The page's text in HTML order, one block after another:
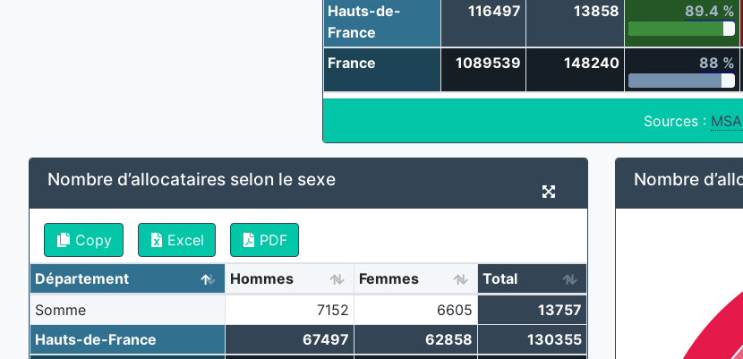
Hauts-de-
France
116497 13858 89.4 %
France 1089539 148240 88 %
Sources : MSA
Nombre d’allocataires selon le sexe
Copy Excel PDF
Département Hommes Femmes
Total
Somme
7152 6605
13757
Hauts-de-France
67497 62858
130355
Nombre